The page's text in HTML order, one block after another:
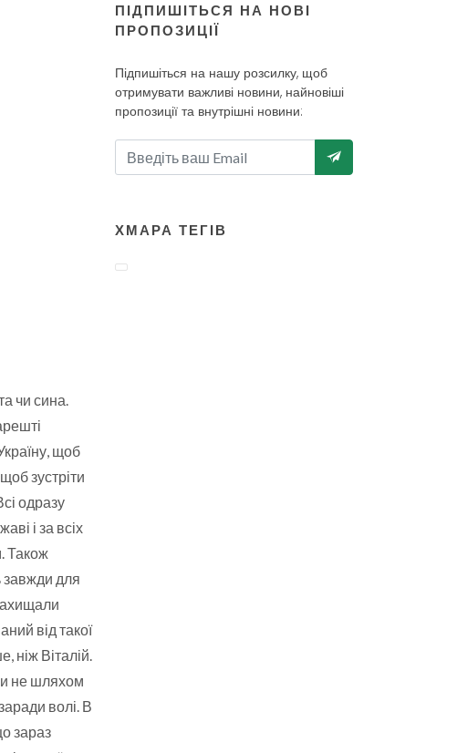
чи сина.
щоб
зустріти
одразу
і за всіх
Також
завжди для
від такої
ніж Віталій.
не шляхом
волі. В
зараз
ПІДПИШІТЬСЯ НА НОВІ
ПРОПОЗИЦІЇ
Підпишіться на нашу розсилку, щоб
отримувати важливі новини, найновіші
пропозиції та внутрішні новини:
ХМАРА ТЕГІВ